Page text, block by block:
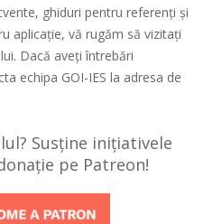
ghiduri pentru referenți și
aplicație, vă rugăm să vizitați
Dacă aveți întrebări
echipa GOI-IES la adresa de
Susține inițiativele
pe Patreon!